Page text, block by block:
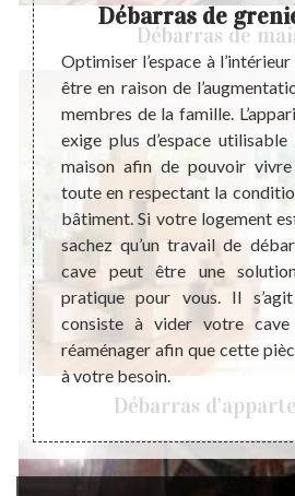
Débarras de
Débarras
que
des
de
avec
Débarras de
Optimiser l’espace à
être en raison de
membres de la famille.
exige plus d’espace
maison afin de pouvoir
toute en respectant la
bâtiment. Si votre logement
sachez qu’un travail de
cave peut être une
pratique pour vous. Il
consiste à vider votre
réaménager afin que cette
à votre besoin.